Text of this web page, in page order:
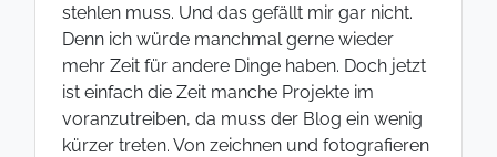
stehlen muss. Und das gefällt mir gar nicht.
Denn ich würde manchmal gerne wieder
mehr Zeit für andere Dinge haben. Doch jetzt
ist einfach die Zeit manche Projekte im
voranzutreiben, da muss der Blog ein wenig
kürzer treten. Von zeichnen und fotografieren